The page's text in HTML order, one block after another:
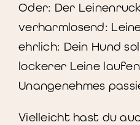
Oder: Der
verharmlosend:
ehrlich: Dein Hund
lockerer Leine
Unangenehmes
Vielleicht hast du